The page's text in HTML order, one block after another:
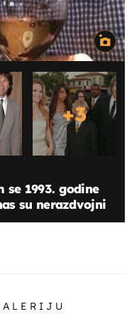
+3
1993. godine
su nerazdvojni